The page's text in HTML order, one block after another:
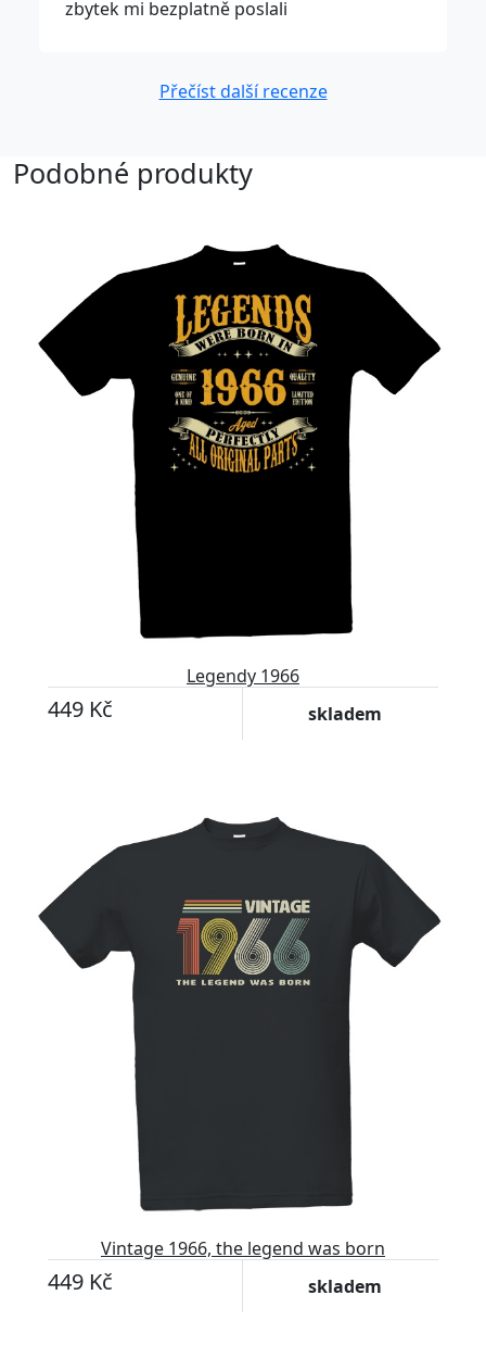
zbytek mi bezplatně poslali
Přečíst další recenze
Podobné produkty
Legendy 1966
449 Kč skladem
Vintage 1966, the legend was born
449 Kč skladem